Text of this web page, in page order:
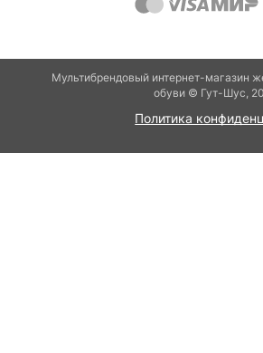
Мультибрендовый интернет-магазин
обуви © Гут-Шуc,
Политика